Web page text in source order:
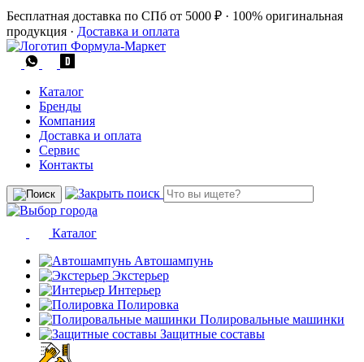
Бесплатная доставка по СПб от 5000 ₽ · 100% оригинальная
продукция · Доставка и оплата
Каталог
Бренды
Компания
Доставка и оплата
Сервис
Контакты
Каталог
Автошампунь
Экстерьер
Интерьер
Полировка
Полировальные машинки
Защитные составы